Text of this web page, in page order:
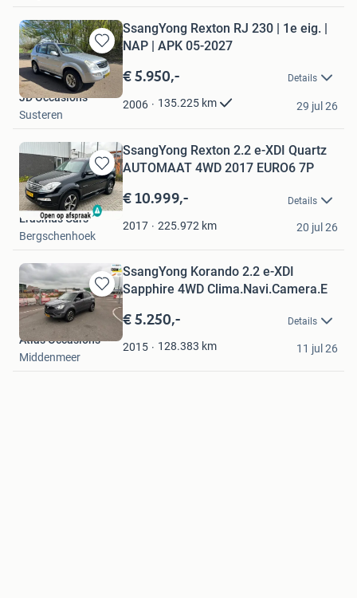
Bewaren
in
Mijn
Favorieten
SsangYong Rexton RJ 230 | 1e eig. |
NAP | APK 05-2027
€ 5.950,- Details
2006 135.225 km
JD Occasions
Susteren
29 jul 26
Bewaren
in
Mijn
Favorieten
SsangYong Rexton 2.2 e-XDI Quartz
AUTOMAAT 4WD 2017 EURO6 7P
€ 10.999,- Details
2017 225.972 km
Erasmus Cars
Bergschenhoek
20 jul 26
Bewaren
in
Mijn
Favorieten
SsangYong Korando 2.2 e-XDI
Sapphire 4WD Clima.Navi.Camera.E
€ 5.250,- Details
2015 128.383 km
Atlas Occasions
Middenmeer
11 jul 26